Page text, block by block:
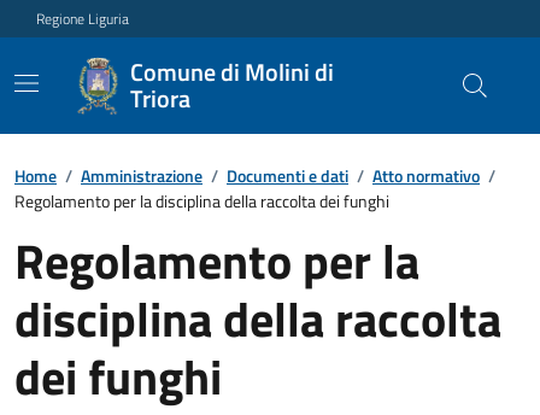
Regione Liguria
Comune di Molini di
Triora
Home / Amministrazione / Documenti e dati / Atto normativo /
Regolamento per la disciplina della raccolta dei funghi
Regolamento per la
disciplina della raccolta
dei funghi